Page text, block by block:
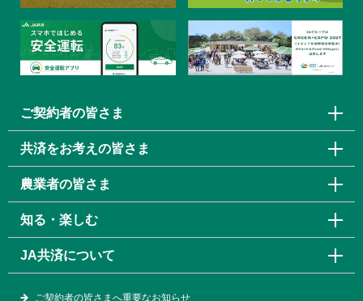
ご契約者の皆さま
共済をお考えの皆さま
農業者の皆さま
知る・楽しむ
JA共済について
ご契約者の皆さまへ重要なお知らせ